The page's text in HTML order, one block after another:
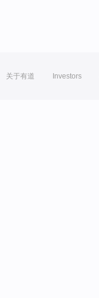
关于有道 Investors